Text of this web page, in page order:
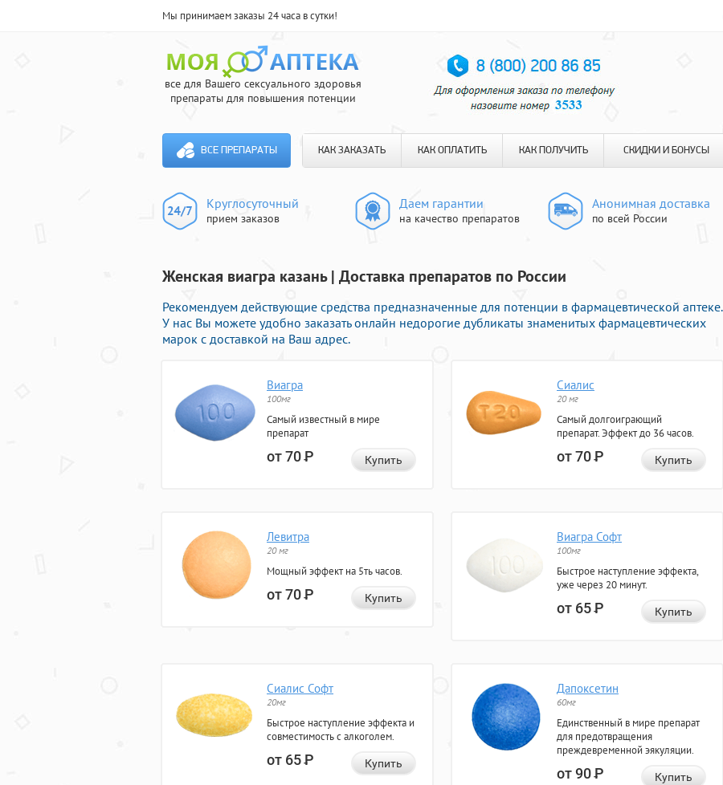
Мы принимаем заказы 24 часа в сутки!
все для Вашего сексуального здоровья
препараты для повышения потенции
ВСЕ ПРЕПАРАТЫ КАК ЗАКАЗАТЬ КАК ОПЛАТИТЬ КАК ПОЛУЧИТЬ СКИДКИ И БОНУСЫ
Круглосуточный
прием заказов
Даем гарантии
на качество препаратов
Анонимная доставка
по всей России
Женская виагра казань | Доставка препаратов по России
Рекомендуем действующие средства предназначенные для потенции в фармацевтической аптеке.
У нас Вы можете удобно заказать онлайн недорогие дубликаты знаменитых фармацевтических
марок с доставкой на Ваш адрес.
Виагра
100мг
Самый известный в мире
препарат
от 70Р Купить
Сиалис
20 мг
Самый долгоиграющий
препарат. Эффект до 36 часов.
от 70Р Купить
Левитра
20 мг
Мощный эффект на 5ть часов.
от 70Р Купить
Виагра Софт
100мг
Быстрое наступление эффекта,
уже через 20 минут.
от 65Р Купить
Сиалис Софт
20мг
Быстрое наступление эффекта и
совместимость с алкоголем.
от 65Р Купить
Дапоксетин
60мг
Единственный в мире препарат
для предотвращения
преждевременной эякуляции.
от 90Р Купить